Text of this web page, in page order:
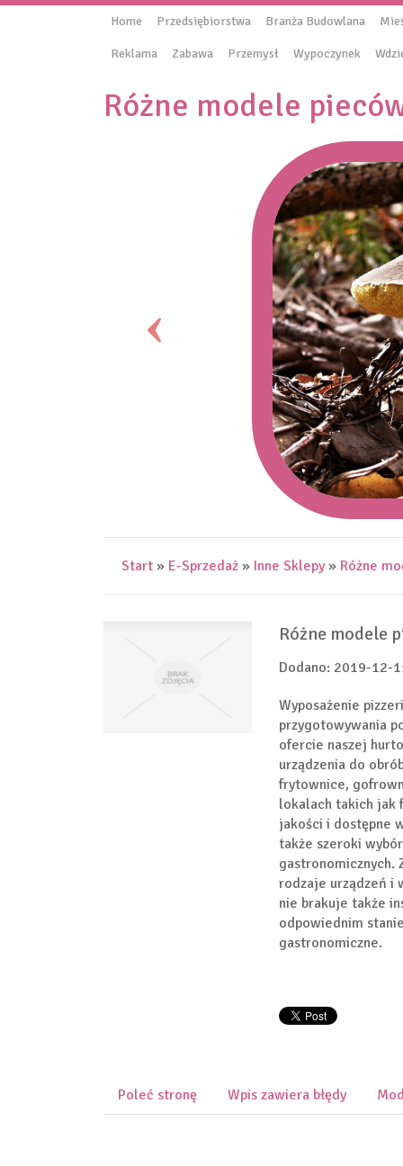
Home Przedsiębiorstwa Branża Budowlana
Reklama Zabawa Przemysł Wypoczynek
Różne modele
Start » E-Sprzedaż » Inne Sklepy» Różne
Różne modele
Dodano: 2019-12-
Wyposażenie
przygotowywania
ofercie naszej
urządzenia do
frytownice,
lokalach takich jak
jakości i dostępne
także szeroki
gastronomicznych.
rodzaje urządzeń i
nie brakuje także
odpowiednim
gastronomiczne.
Poleć stronę Wpis zawiera błędy